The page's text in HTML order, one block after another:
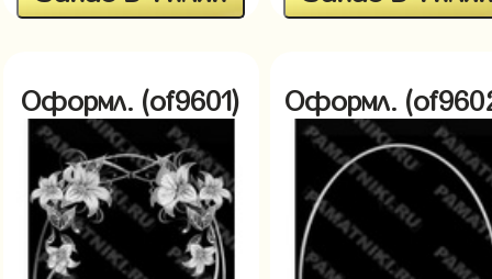
Оформл. (of9601) Оформл.